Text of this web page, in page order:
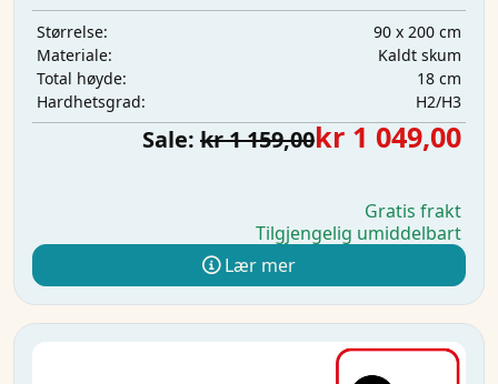
Størrelse:
90 x 200 cm
Materiale:
Kaldt skum
Total høyde:
18 cm
Hardhetsgrad:
H2/H3
Sale: kr 1 159,00kr 1 049,00
Gratis frakt
Tilgjengelig umiddelbart
Lær mer